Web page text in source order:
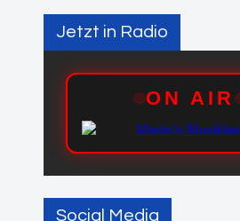
Jetzt in Radio
Social Media